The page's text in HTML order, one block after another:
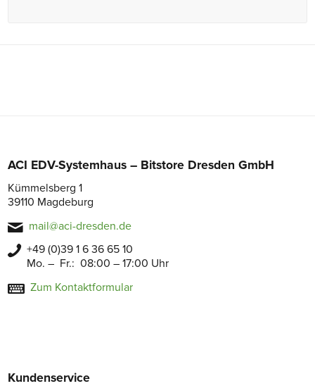
ACI EDV-Systemhaus – Bitstore Dresden GmbH
Kümmelsberg 1
39110 Magdeburg
mail@aci-dresden.de
+49 (0)39 1 6 36 65 10
Mo. – Fr.: 08:00 – 17:00 Uhr
Zum Kontaktformular
Kundenservice